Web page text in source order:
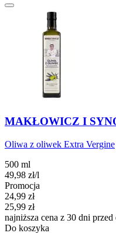
MAKŁOWICZ I
Oliwa z oliwek Extra Vergine
500 ml
49,98 zł/l
Promocja
Cena promocyjna
24,99 zł
25,99 zł
najniższa cena z 30 dni przed
Do koszyka